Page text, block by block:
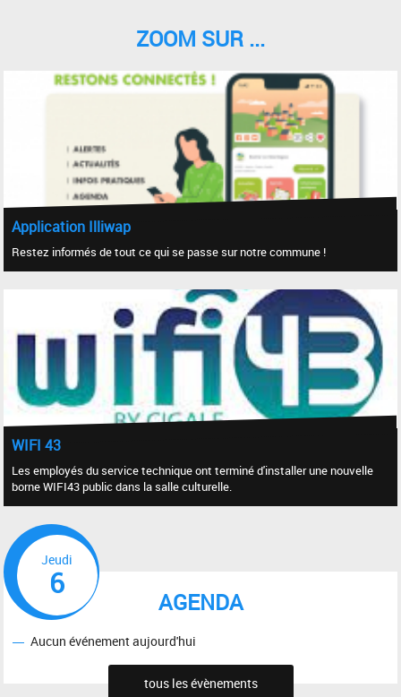
ZOOM SUR ...
Application Illiwap
Restez informés de tout ce qui se passe sur notre commune !
WIFI 43
Les employés du service technique ont terminé d'installer une nouvelle
borne WIFI43 public dans la salle culturelle.
AGENDA
Jeudi
6
Aucun événement aujourd'hui
tous les évènements